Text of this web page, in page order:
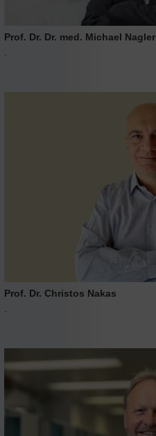
Prof. Dr. Dr. med. Michael Nagler
Prof. Dr. Christos Nakas